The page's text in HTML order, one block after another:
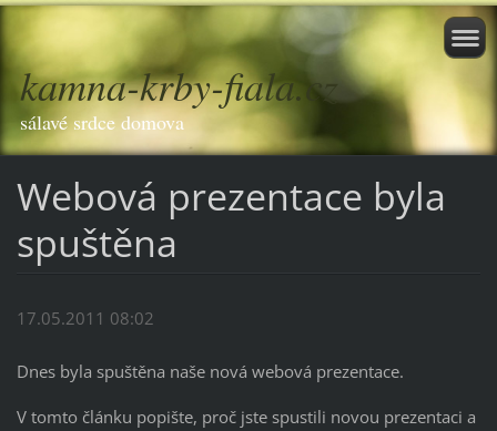
kamna-krby-fiala.cz
sálavé srdce domova
Webová prezentace byla
spuštěna
17.05.2011 08:02
Dnes byla spuštěna naše nová webová prezentace.
V tomto článku popište, proč jste spustili novou prezentaci a